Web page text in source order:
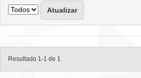
Resultado 1-1 de 1.